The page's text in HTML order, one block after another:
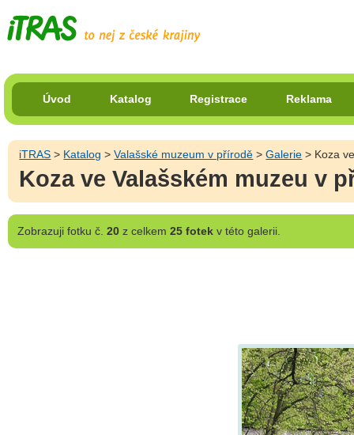
Úvod Katalog Registrace Reklama
iTRAS > Katalog >Valašské muzeum v přírodě >Galerie > Koza
Koza ve Valašském muzeu v
Zobrazujifotku č. 20z celkem 25 fotekv této galerii.